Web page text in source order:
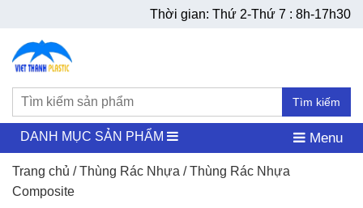
Thời gian: Thứ 2-Thứ 7 : 8h-17h30
Tìm kiếm
DANH MỤC SẢN PHẨM Menu
Trang chủ /Thùng Rác Nhựa / Thùng Rác Nhựa
Composite